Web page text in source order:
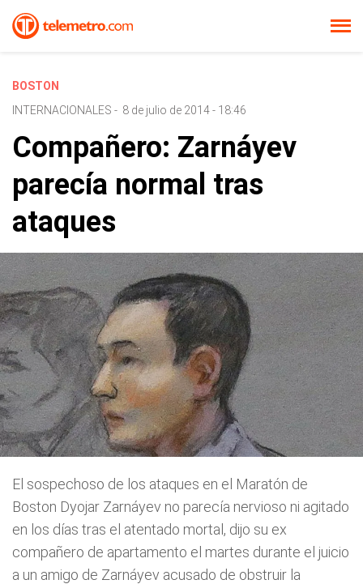
BOSTON
INTERNACIONALES - 8 de julio de 2014 - 18:46
Compañero: Zarnáyev
parecía normal tras
ataques
El sospechoso de los ataques en el Maratón de
Boston Dyojar Zarnáyev no parecía nervioso ni agitado
en los días tras el atentado mortal, dijo su ex
compañero de apartamento el martes durante el juicio
a un amigo de Zarnáyev acusado de obstruir la